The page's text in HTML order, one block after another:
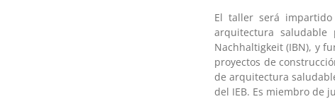
El taller será
arquitectura
Nachhaltigkeit (IBN), y
proyectos de
de arquitectura
del IEB. Es miembro de